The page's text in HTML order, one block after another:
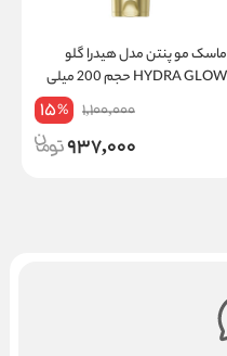
ماسک مو پنتن مدل هیدرا گلو
HYDRA GLOW حجم 200 میلی
1,100,000
15%
937,000